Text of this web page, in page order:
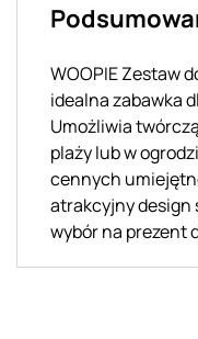
WOOPIE Zestaw
idealna zabawka
Umożliwia
plaży lub w
cennych
atrakcyjny design
wybór na prezent